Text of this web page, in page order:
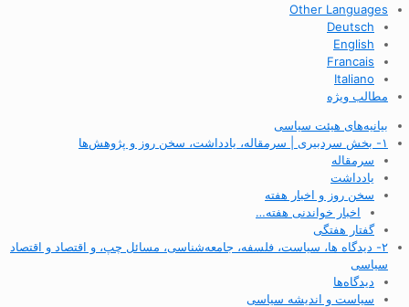
Other Languages
Deutsch
English
Francais
Italiano
مطالب ویژه
بیانیه‌های هیئت سیاسی
۱- بخش سردبیری | سرمقاله، یادداشت، سخن روز و پژوهش‌ها
سرمقاله
یادداشت
سخن روز و اخبار هفته
اخبار خواندنی هفته…
گفتار هفتگی
۲- دیدگاه ها، سیاست، فلسفه، جامعه‌شناسی، مسائل چپ، و اقتصاد و اقتصاد
سیاسی
دیدگاه‌ها
سیاست و اندیشه سیاسی